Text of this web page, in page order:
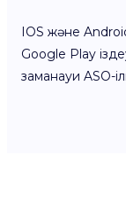
IOS және
Google Play
заманауи ASO-